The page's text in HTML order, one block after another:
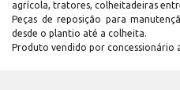
agrícola, tratores, colheitadeiras
Peças de reposição para
desde o plantio até a colheita.
Produto vendido por concessionário